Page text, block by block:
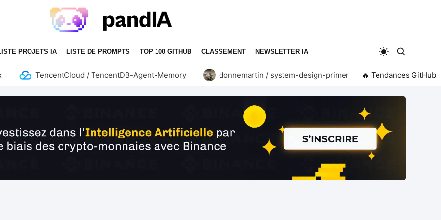
PROJETS IA LISTE DE PROMPTS TOP 100 GITHUB CLASSEMENT NEWSLETTER IA
TencentCloud / TencentDB-Agent-Memory donnemartin / system-design-primer firecrawl / pdf-
🔥 Tendances GitHub